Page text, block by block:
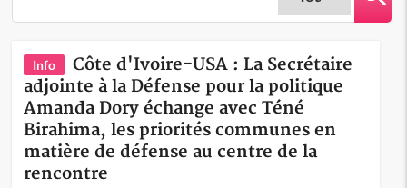
Info
Côte d'Ivoire-USA : La Secrétaire
adjointe à la Défense pour la politique
Amanda Dory échange avec Téné
Birahima, les priorités communes en
matière de défense au centre de la
rencontre